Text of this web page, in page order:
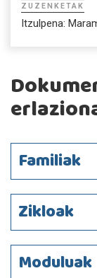
ZUZENKETAK
Itzulpena:
Familiak
Zikloak
Moduluak